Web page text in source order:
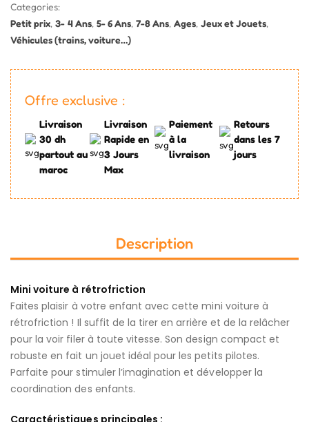
Categories:
Petit prix,3- 4 Ans, 5- 6 Ans,7-8 Ans,Ages, Jeux et Jouets,
Véhicules (trains, voiture…)
Offre exclusive :
Livraison
30 dh
partout au
maroc
Livraison
Rapide en
3 Jours
Max
Paiement
à la
livraison
Retours
dans les 7
jours
Description
Mini voiture à rétrofriction
Faites plaisir à votre enfant avec cette mini voiture à
rétrofriction ! Il suffit de la tirer en arrière et de la relâcher
pour la voir filer à toute vitesse. Son design compact et
robuste en fait un jouet idéal pour les petits pilotes.
Parfaite pour stimuler l’imagination et développer la
coordination des enfants.